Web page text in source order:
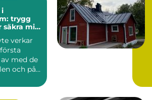
i
trygg
säkra mil
verkar
med de
och på